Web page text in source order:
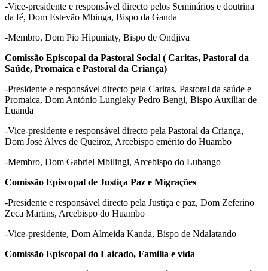
-Vice-presidente e responsável directo pelos Seminários e doutrina
da fé, Dom Estevão Mbinga, Bispo da Ganda
-Membro, Dom Pio Hipuniaty, Bispo de Ondjiva
Comissão Episcopal da Pastoral Social ( Caritas, Pastoral da
Saúde, Promaica e Pastoral da Criança)
-Presidente e responsável directo pela Caritas, Pastoral da saúde e
Promaica, Dom António Lungieky Pedro Bengi, Bispo Auxiliar de
Luanda
-Vice-presidente e responsável directo pela Pastoral da Criança,
Dom José Alves de Queiroz, Arcebispo emérito do Huambo
-Membro, Dom Gabriel Mbilingi, Arcebispo do Lubango
Comissão Episcopal de Justiça Paz e Migrações
-Presidente e responsável directo pela Justiça e paz, Dom Zeferino
Zeca Martins, Arcebispo do Huambo
-Vice-presidente, Dom Almeida Kanda, Bispo de Ndalatando
Comissão Episcopal do Laicado, Familia e vida